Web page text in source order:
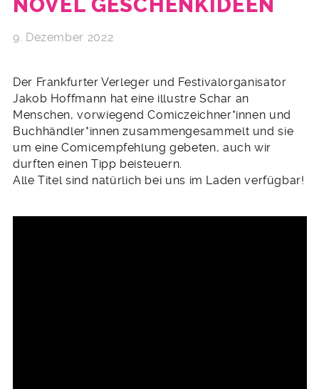
NOVEL GESCHENKIDEEN
9. Dezember 2022
Der Frankfurter Verleger und Festivalorganisator
Jakob Hoffmann hat eine illustre Schar an
Menschen, vorwiegend Comiczeichner*innen und
Buchhändler*innen zusammengesammelt und sie
um eine Comicempfehlung gebeten, auch wir
durften einen Tipp beisteuern.
Alle Titel sind natürlich bei uns im Laden verfügbar!